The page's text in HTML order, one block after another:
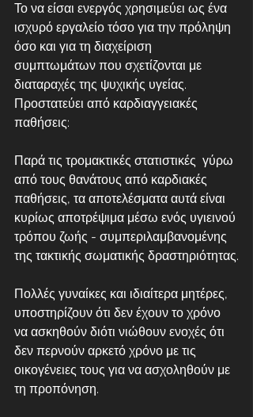
Το να είσαι ενεργός χρησιμεύει ως ένα
ισχυρό εργαλείο τόσο για την πρόληψη
όσο και για τη διαχείριση
συμπτωμάτων που σχετίζονται με
διαταραχές της ψυχικής υγείας.
Προστατεύει από καρδιαγγειακές
παθήσεις:
Παρά τις τρομακτικές στατιστικές  γύρω
από τους θανάτους από καρδιακές
παθήσεις, τα αποτελέσματα αυτά είναι
κυρίως αποτρέψιμα μέσω ενός υγιεινού
τρόπου ζωής - συμπεριλαμβανομένης
της τακτικής σωματικής δραστηριότητας.
Πολλές γυναίκες και ιδιαίτερα μητέρες,
υποστηρίζουν ότι δεν έχουν το χρόνο
να ασκηθούν διότι νιώθουν ενοχές ότι
δεν περνούν αρκετό χρόνο με τις
οικογένειες τους για να ασχοληθούν με
τη προπόνηση.